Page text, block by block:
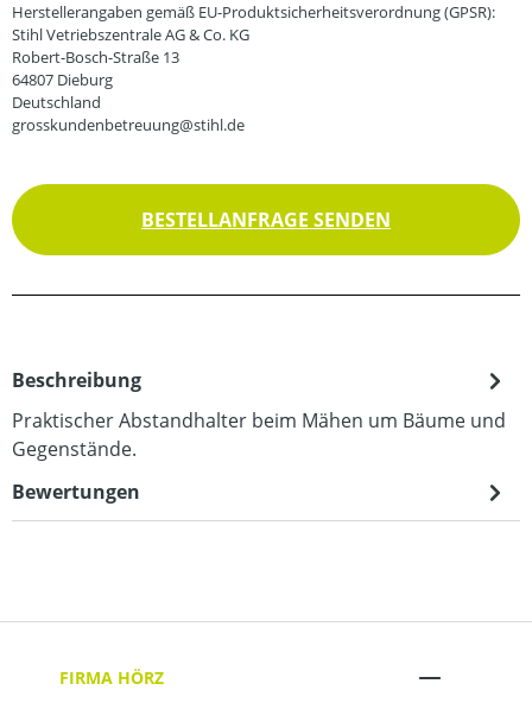
Herstellerangaben gemäß EU-Produktsicherheitsverordnung (GPSR):
Stihl Vetriebszentrale AG & Co. KG
Robert-Bosch-Straße 13
64807 Dieburg
Deutschland
grosskundenbetreuung@stihl.de
BESTELLANFRAGE SENDEN
Beschreibung
Praktischer Abstandhalter beim Mähen um Bäume und
Gegenstände.
Bewertungen
FIRMA HÖRZ